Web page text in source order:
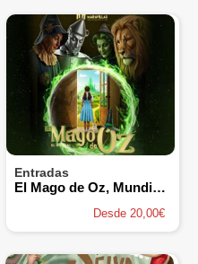
Entradas
El Mago de Oz, Mundiartistas
Desde 20,00€